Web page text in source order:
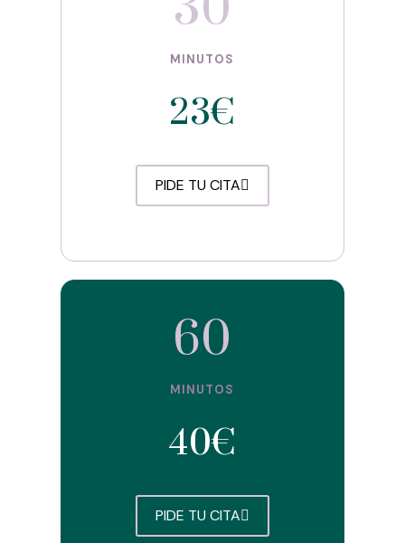
MINUTOS
23€
PIDE TU CITA
60
MINUTOS
40€
PIDE TU CITA